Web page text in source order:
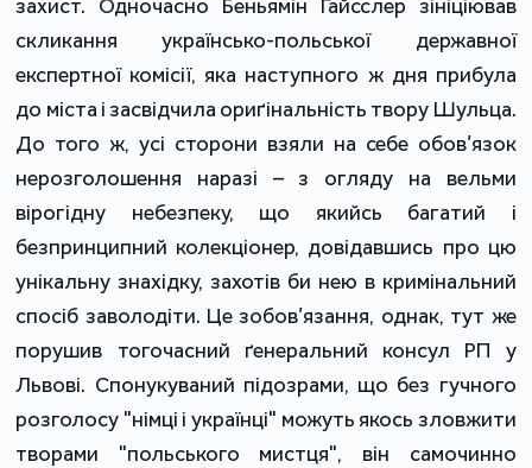
захист. Одночасно Беньямін Ґайсслер зініціював
скликання українсько-польської державної
експертної комісії, яка наступного ж дня прибула
до міста і засвідчила ориґінальність твору Шульца.
До того ж, усі сторони взяли на себе обов’язок
нерозголошення наразі – з огляду на вельми
вірогідну небезпеку, що якийсь багатий і
безпринципний колекціонер, довідавшись про цю
унікальну знахідку, захотів би нею в кримінальний
спосіб заволодіти. Це зобов’язання, однак, тут же
порушив тогочасний ґенеральний консул РП у
Львові. Спонукуваний підозрами, що без гучного
розголосу "німці і українці" можуть якось зловжити
творами "польського мистця", він самочинно